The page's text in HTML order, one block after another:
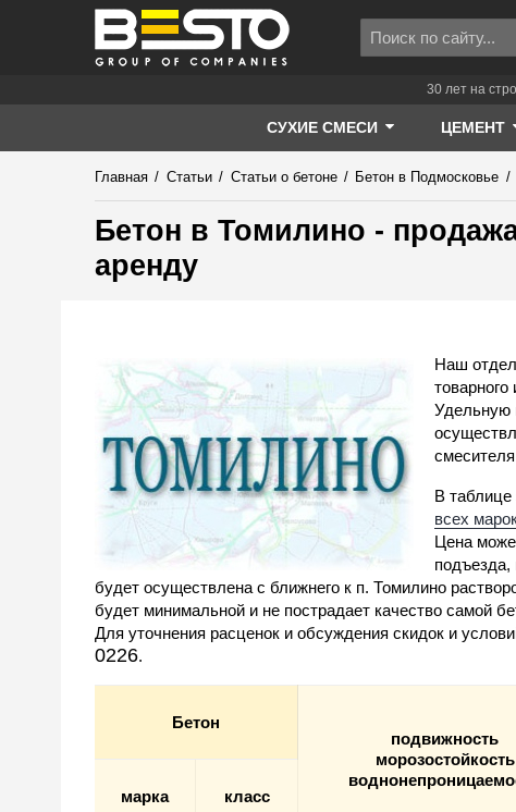
30 лет на
СУХИЕ СМЕСИ ЦЕМЕНТ
Главная / Статьи / Статьи о бетоне / Бетон в Подмосковье /
Бетон в Томилино -
аренду
Наш отдел
Удельную
В
всех
Цена
подъезда,
будет осуществлена с ближнего к п. Томилино
будет минимальной и не пострадает качество самой
Для уточнения расценок и обсуждения скидок и
0226.
Бетон
подвижность
морозостойкость
марка
класс